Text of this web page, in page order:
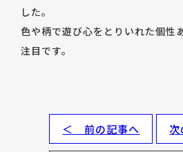
した。
色や柄で遊び心をとりいれた個性
注目です。
＜ 前の記事へ